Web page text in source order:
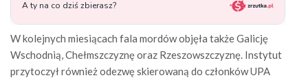
W kolejnych miesiącach fala mordów objęła także Galicję
Wschodnią, Chełmszczyznę oraz Rzeszowszczyznę. Instytut
przytoczył również odezwę skierowaną do członków UPA